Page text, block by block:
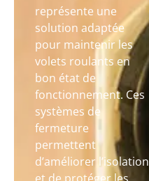
représente une
solution adaptée
pour maintenir les
volets roulants en
bon état de
fonctionnement. Ces
systèmes de
fermeture
permettent
d’améliorer l’isolation